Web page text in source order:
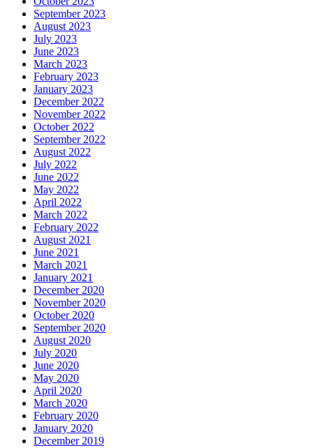
September 2023
August 2023
July 2023
June 2023
March 2023
February 2023
January 2023
December 2022
November 2022
October 2022
September 2022
August 2022
July 2022
June 2022
May 2022
April 2022
March 2022
February 2022
August 2021
June 2021
March 2021
January 2021
December 2020
November 2020
October 2020
September 2020
August 2020
July 2020
June 2020
May 2020
April 2020
March 2020
February 2020
January 2020
December 2019